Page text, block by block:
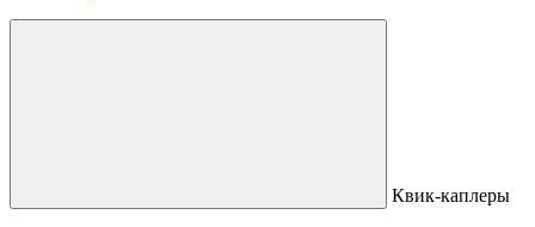
Квик-каплеры